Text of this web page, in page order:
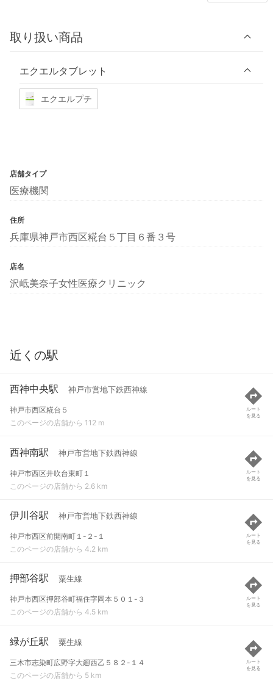
取り扱い商品
エクエルタブレット
エクエルプチ
店舗タイプ
医療機関
住所
兵庫県神戸市西区糀台５丁目６番３号
店名
沢岻美奈子女性医療クリニック
近くの駅
西神中央駅 神戸市営地下鉄西神線
神戸市西区糀台５
このページの店舗から 112 m
ルート
を見る
西神南駅 神戸市営地下鉄西神線
神戸市西区井吹台東町１
このページの店舗から 2.6 km
ルート
を見る
伊川谷駅 神戸市営地下鉄西神線
神戸市西区前開南町１-２-１
このページの店舗から 4.2 km
ルート
を見る
押部谷駅 粟生線
神戸市西区押部谷町福住字岡本５０１-３
このページの店舗から 4.5 km
ルート
を見る
緑が丘駅 粟生線
三木市志染町広野字大廻西乙５８２-１４
このページの店舗から 5 km
ルート
を見る